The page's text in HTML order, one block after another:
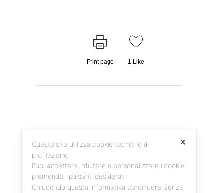
Print page 1 Like
Facebook
Instagram
YouTube
✕
Questo sito utilizza cookie tecnici e di
profilazione.
Puoi accettare, rifiutare o personalizzare i cookie
premendo i pulsanti desiderati.
Chiudendo questa informativa continuerai senza